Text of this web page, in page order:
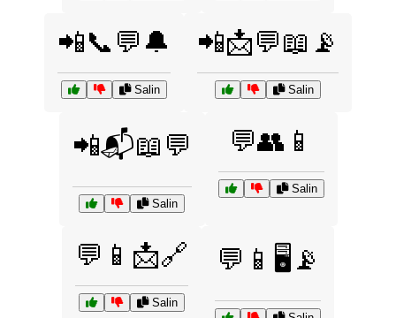
📲📞💬🔔
Salin
📲📩💬📖📡
Salin
📲📬📖💬
Salin
💬👥📱
Salin
💬📱📩🔗
Salin
💬📱🖥️📡